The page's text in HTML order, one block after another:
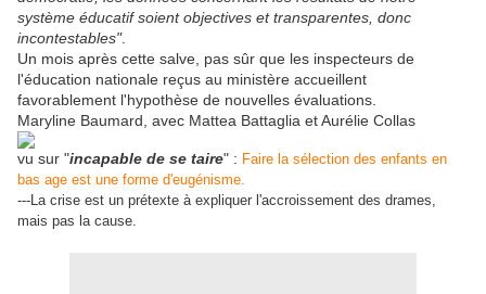
système éducatif soient objectives et transparentes, donc
incontestables".
Un mois après cette salve, pas sûr que les inspecteurs de
l'éducation nationale reçus au ministère accueillent
favorablement l'hypothèse de nouvelles évaluations.
Maryline Baumard, avec Mattea Battaglia et Aurélie Collas
vu sur "incapable de se taire" : Faire la sélection des enfants en
bas age est une forme d'eugénisme.
---La crise est un prétexte à expliquer l'accroissement des drames,
mais pas la cause.